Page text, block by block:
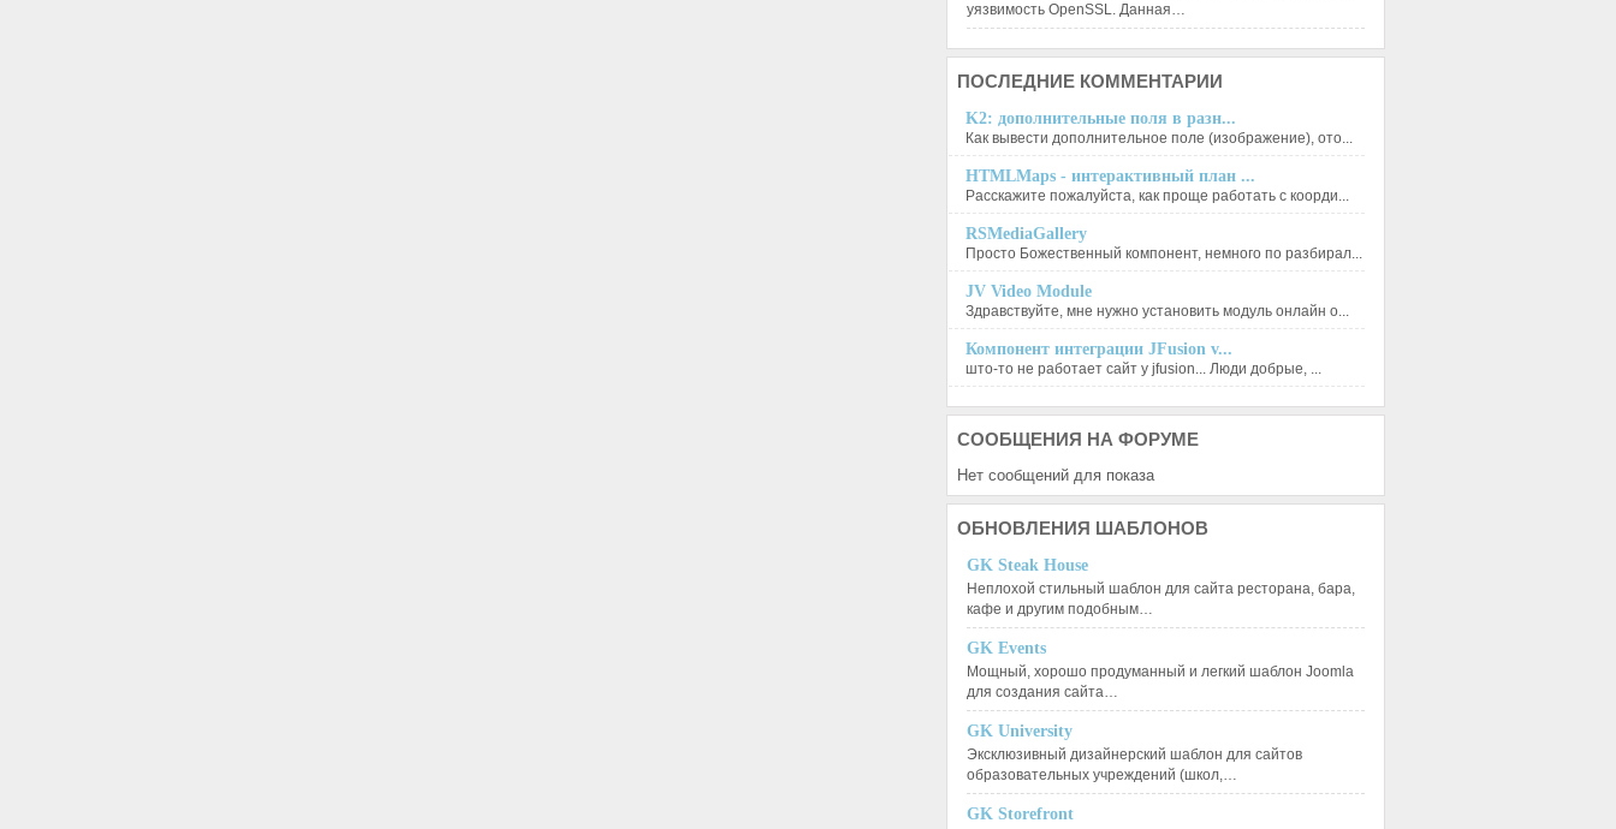
уязвимость OpenSSL. Данная…
ПОСЛЕДНИЕ КОММЕНТАРИИ
K2: дополнительные поля в разн...
Как вывести дополнительное поле (изображение), ото...
HTMLMaps - интерактивный план ...
Расскажите пожалуйста, как проще работать с коорди...
RSMediaGallery
Просто Божественный компонент, немного по разбирал...
JV Video Module
Здравствуйте, мне нужно установить модуль онлайн о...
Компонент интеграции JFusion v...
што-то не работает сайт у jfusion... Люди добрые, ...
СООБЩЕНИЯ НА ФОРУМЕ
Нет сообщений для показа
ОБНОВЛЕНИЯ ШАБЛОНОВ
GK Steak House
Неплохой стильный шаблон для сайта ресторана, бара,
кафе и другим подобным…
GK Events
Мощный, хорошо продуманный и легкий шаблон Joomla
для создания сайта…
GK University
Эксклюзивный дизайнерский шаблон для сайтов
образовательных учреждений (школ,…
GK Storefront